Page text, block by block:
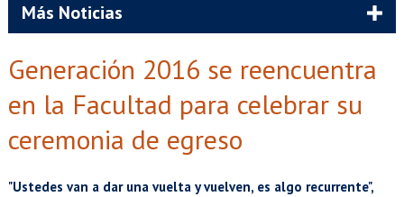
Más Noticias
Generación 2016 se reencuentra
en la Facultad para celebrar su
ceremonia de egreso
"Ustedes van a dar una vuelta y vuelven, es algo recurrente",